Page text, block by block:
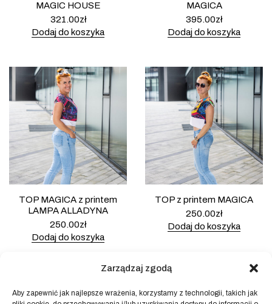
Zarządzaj zgodą
Aby zapewnić jak najlepsze wrażenia, korzystamy z technologii, takich jak
MAGIC HOUSE
321.00zł
Dodaj do koszyka
MAGICA
395.00zł
Dodaj do koszyka
TOP MAGICA z printem
LAMPA ALLADYNA
250.00zł
Dodaj do koszyka
TOP z printem MAGICA
250.00zł
Dodaj do koszyka